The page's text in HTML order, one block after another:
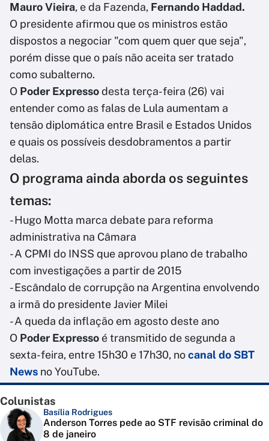
Mauro Vieira, e da Fazenda, Fernando Haddad.
O presidente afirmou que os ministros estão
dispostos a negociar "com quem quer que seja",
porém disse que o país não aceita ser tratado
como subalterno.
O Poder Expressodesta terça-feira (26) vai
entender como as falas de Lula aumentam a
tensão diplomática entre Brasil e Estados Unidos
e quais os possíveis desdobramentos a partir
delas.
O programa ainda aborda os seguintes
temas:
- Hugo Motta marca debate para reforma
administrativa na Câmara
- A CPMI do INSS que aprovou plano de trabalho
com investigações a partir de 2015
- Escândalo de corrupção na Argentina envolvendo
a irmã do presidente Javier Milei
- A queda da inflação em agosto deste ano
O Poder Expresso é transmitido de segunda a
sexta-feira, entre 15h30 e 17h30, nocanal do SBT
News no YouTube.
Colunistas
Basília Rodrigues
Anderson Torres pede ao STF revisão criminal do
8 de janeiro